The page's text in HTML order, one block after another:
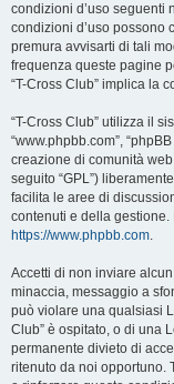
condizioni d’uso seguenti
condizioni d’uso possono
premura avvisarti di tali
frequenza queste pagine
“T-Cross Club” implica la
“T-Cross Club” utilizza il
“www.phpbb.com”,
creazione di comunità
seguito “GPL”)
facilita le aree di
contenuti e della
https://www.phpbb.com.
Accetti di non inviare
minaccia, messaggio a
può violare una qualsiasi
Club” è ospitato, o di una
permanente divieto di
ritenuto da noi opportuno.